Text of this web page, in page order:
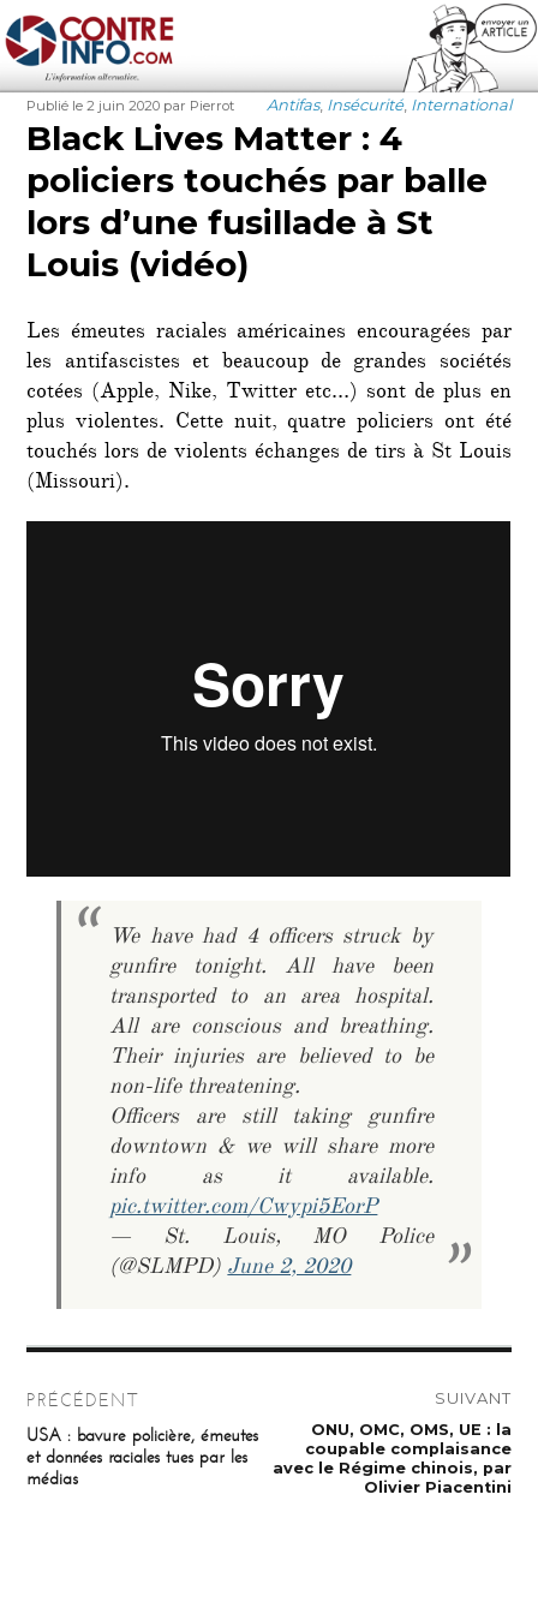
Contre-Info
Publié
le
Publié le 2 juin 2020 Auteur
par Pierrot Catégories
Antifas, Insécurité, International
Black Lives Matter : 4
policiers touchés par balle
lors d’une fusillade à St
Louis (vidéo)
Les émeutes raciales américaines encouragées par
les antifascistes et beaucoup de grandes sociétés
cotées (Apple, Nike, Twitter etc…) sont de plus en
plus violentes. Cette nuit, quatre policiers ont été
touchés lors de violents échanges de tirs à St Louis
(Missouri).
We have had 4 officers struck by
gunfire tonight. All have been
transported to an area hospital.
All are conscious and breathing.
Their injuries are believed to be
non-life threatening.
Officers are still taking gunfire
downtown & we will share more
info as it available.
pic.twitter.com/Cwypi5EorP
— St. Louis, MO Police
(@SLMPD)June 2, 2020
de
l’article
PRÉCÉDENT
Publication
précédente :
USA : bavure policière, émeutes
et données raciales tues par les
médias
SUIVANT
Publication
suivante :
ONU, OMC, OMS, UE : la
coupable complaisance
avec le Régime chinois, par
Olivier Piacentini